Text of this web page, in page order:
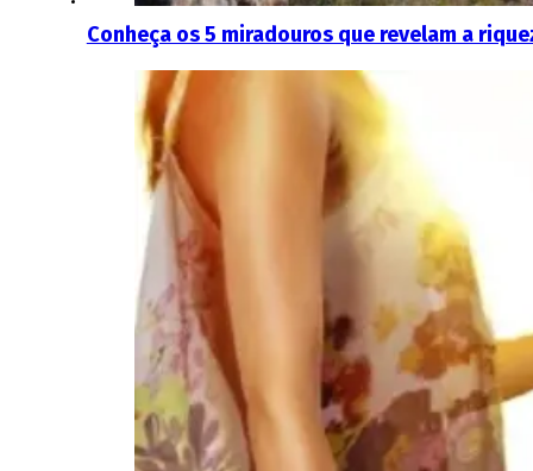
Conheça os 5 miradouros que revelam a